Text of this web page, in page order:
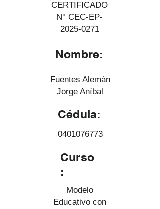
CERTIFICADO
N° CEC-EP-
2025-0271
Nombre:
Fuentes Alemán
Jorge Aníbal
Cédula:
0401076773
Curso
:
Modelo
Educativo con